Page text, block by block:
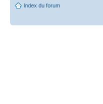
Index du forum